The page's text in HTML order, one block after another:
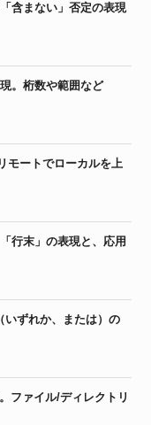
含まない」否定の表現
。桁数や範囲など
モートでローカルを上
行末」の表現と、応用
いずれか、または）の
ファイル/ディレクトリ